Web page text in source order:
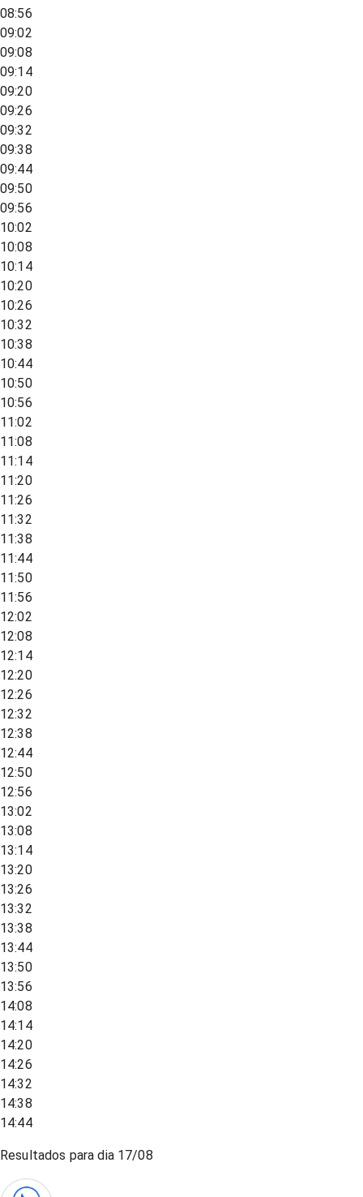
08:56
09:02
09:08
09:14
09:20
09:26
09:32
09:38
09:44
09:50
09:56
10:02
10:08
10:14
10:20
10:26
10:32
10:38
10:44
10:50
10:56
11:02
11:08
11:14
11:20
11:26
11:32
11:38
11:44
11:50
11:56
12:02
12:08
12:14
12:20
12:26
12:32
12:38
12:44
12:50
12:56
13:02
13:08
13:14
13:20
13:26
13:32
13:38
13:44
13:50
13:56
14:08
14:14
14:20
14:26
14:32
14:38
14:44
Resultados para dia 17/08